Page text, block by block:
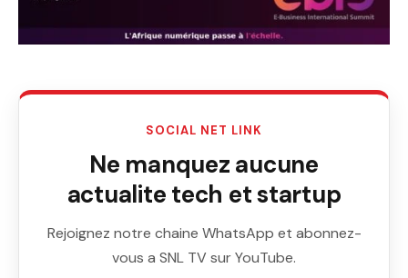
SOCIAL NET LINK
Ne manquez aucune
actualite tech et startup
Rejoignez notre chaine WhatsApp et abonnez-
vous a SNL TV sur YouTube.